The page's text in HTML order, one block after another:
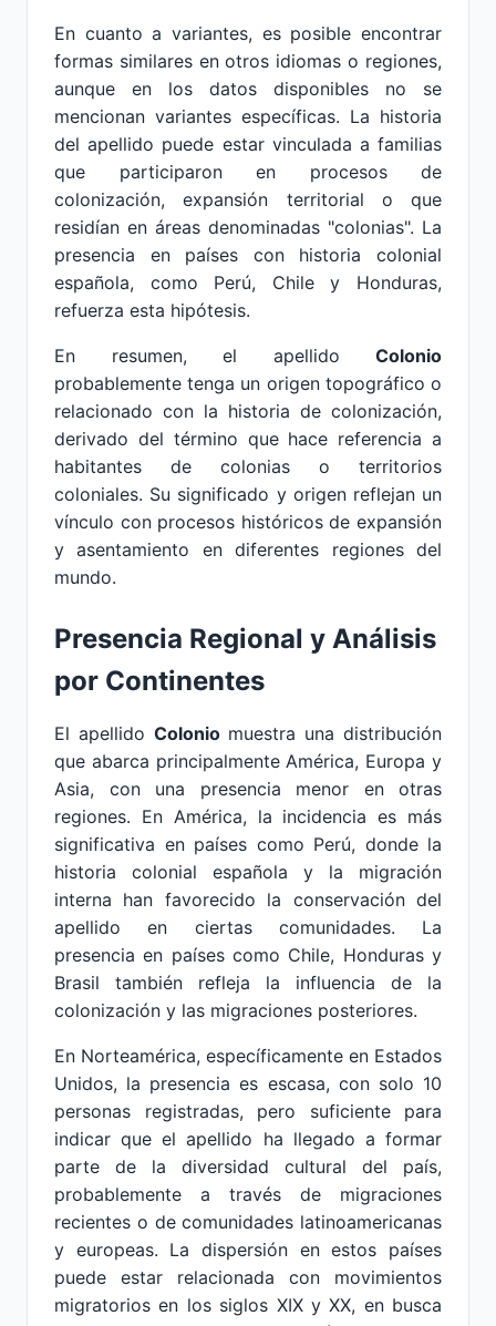
En cuanto a variantes, es posible encontrar
formas similares en otros idiomas o regiones,
aunque en los datos disponibles no se
mencionan variantes específicas. La historia
del apellido puede estar vinculada a familias
que participaron en procesos de
colonización, expansión territorial o que
residían en áreas denominadas "colonias". La
presencia en países con historia colonial
española, como Perú, Chile y Honduras,
refuerza esta hipótesis.
En resumen, el apellido Colonio
probablemente tenga un origen topográfico o
relacionado con la historia de colonización,
derivado del término que hace referencia a
habitantes de colonias o territorios
coloniales. Su significado y origen reflejan un
vínculo con procesos históricos de expansión
y asentamiento en diferentes regiones del
mundo.
Presencia Regional y Análisis
por Continentes
El apellido Coloniomuestra una distribución
que abarca principalmente América, Europa y
Asia, con una presencia menor en otras
regiones. En América, la incidencia es más
significativa en países como Perú, donde la
historia colonial española y la migración
interna han favorecido la conservación del
apellido en ciertas comunidades. La
presencia en países como Chile, Honduras y
Brasil también refleja la influencia de la
colonización y las migraciones posteriores.
En Norteamérica, específicamente en Estados
Unidos, la presencia es escasa, con solo 10
personas registradas, pero suficiente para
indicar que el apellido ha llegado a formar
parte de la diversidad cultural del país,
probablemente a través de migraciones
recientes o de comunidades latinoamericanas
y europeas. La dispersión en estos países
puede estar relacionada con movimientos
migratorios en los siglos XIX y XX, en busca